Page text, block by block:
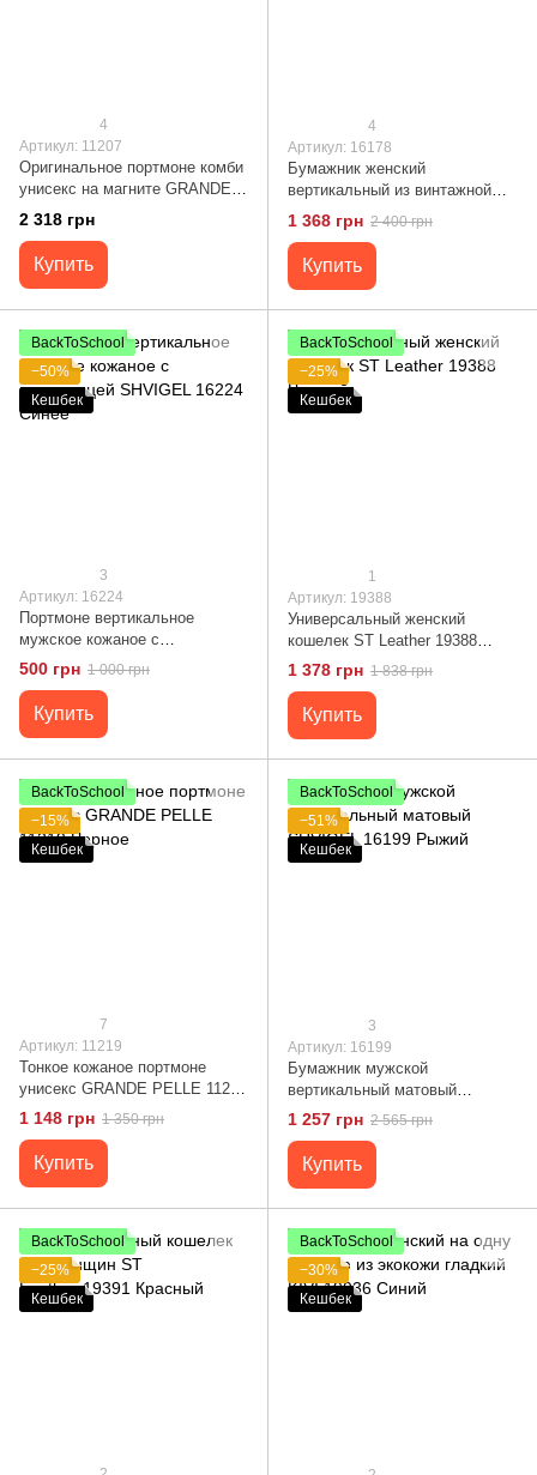
4
Артикул: 11207
Оригинальное портмоне комби
унисекс на магните GRANDE
PELLE 11207 Черное
2 318 грн
Купить
4
Артикул: 16178
Бумажник женский
вертикальный из винтажной
кожи на кнопках SHVIGEL
16178 Бордовый
1 368 грн 2 400 грн
Купить
BackToSchool
−50%
Кешбек
3
Артикул: 16224
Портмоне вертикальное
мужское кожаное с
монетницей SHVIGEL 16224
Синее
500 грн 1 000 грн
Купить
BackToSchool
−25%
Кешбек
1
Артикул: 19388
Универсальный женский
кошелек ST Leather 19388
Черный
1 378 грн 1 838 грн
Купить
BackToSchool
−15%
Кешбек
7
Артикул: 11219
Тонкое кожаное портмоне
унисекс GRANDE PELLE 11219
Черное
1 148 грн 1 350 грн
Купить
BackToSchool
−51%
Кешбек
3
Артикул: 16199
Бумажник мужской
вертикальный матовый
SHVIGEL 16199 Рыжий
1 257 грн 2 565 грн
Купить
BackToSchool
−25%
Кешбек
BackToSchool
−30%
Кешбек